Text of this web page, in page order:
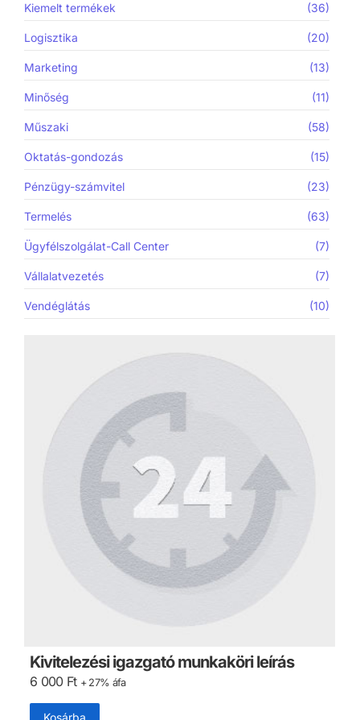
Kiemelt termékek (36)
Logisztika (20)
Marketing (13)
Minőség (11)
Műszaki (58)
Oktatás-gondozás (15)
Pénzügy-számvitel (23)
Termelés (63)
Ügyfélszolgálat-Call Center (7)
Vállalatvezetés (7)
Vendéglátás (10)
Kivitelezési igazgató munkaköri leírás
6 000 Ft + 27% áfa
Kosárba